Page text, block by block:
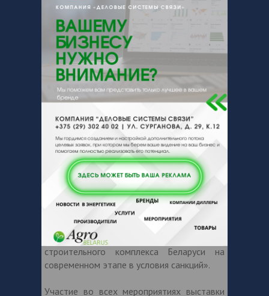
15.00. Семинар «Новые разработки в
строительстве. Новинки выставки 2023»
28 сентября
10.00. Круглый стол «Проблемные
вопросы интеграции белорусского и
российского строительного комплекса»
10.00. Международный форум
«Построение единой системы управления
процессами предприятия»
14.00. Лекторий «Деревянное
домостроение: все о строительстве и
эксплуатации деревянных домов»
15.00. Семинар «Механизация дорожно-
строительного комплекса Беларуси на
современном этапе в условия санкций».
Участие во всех мероприятиях выставки